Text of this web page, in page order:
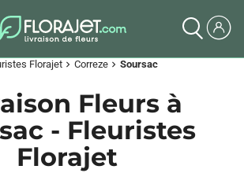
Florajet chevron_right Correze chevron_right Soursac
Fleurs à
- Fleuristes
Florajet